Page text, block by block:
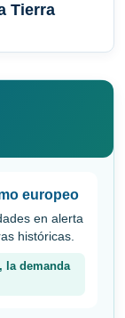
Tierra
europeo
en alerta
históricas.
la demanda